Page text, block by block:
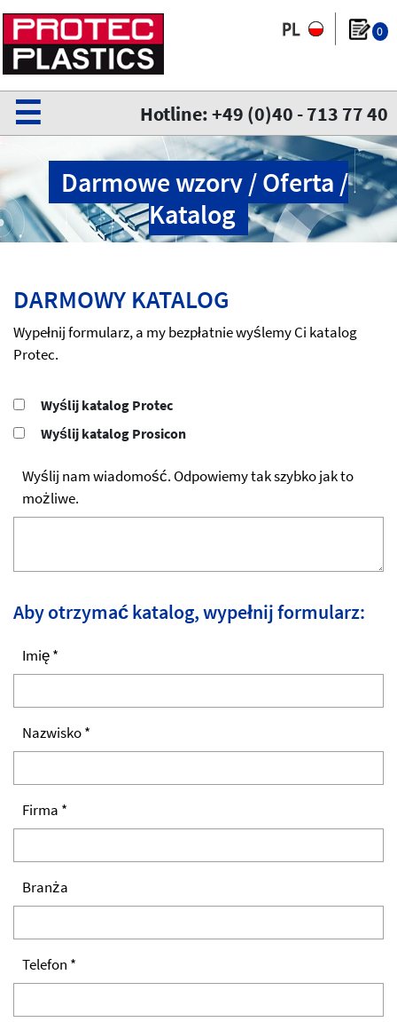
0
Hotline: +49 (0)40 - 713 77 40
☰
Darmowe wzory / Oferta /
Katalog
DARMOWY KATALOG
Wypełnij formularz, a my bezpłatnie wyślemy Ci katalog
Protec.
Wyślij katalog Protec
Wyślij katalog Prosicon
Wyślij nam wiadomość. Odpowiemy tak szybko jak to
możliwe.
Aby otrzymać katalog, wypełnij formularz:
Imię *
Nazwisko *
Firma *
Branża
Telefon *